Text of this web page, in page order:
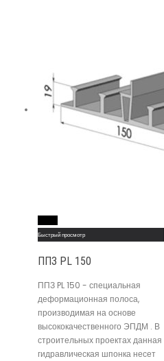
Быстрый просмотр
ППЗ PL 150
ППЗ PL 150 - специальная
деформационная полоса,
производимая на основе
высококачественного ЭПДМ . В
строительных проектах данная
гидравлическая шпонка несет